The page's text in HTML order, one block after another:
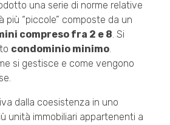
una serie di norme relative
più “piccole” composte da un
compreso fra 2 e 8. Si
condominio minimo.
si gestisce e come vengono
dalla coesistenza in uno
unità immobiliari appartenenti a